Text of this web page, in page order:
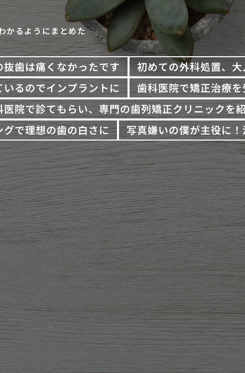
かるようにまとめた
歯は痛くなかったです
初めての外科処置、
るのでインプラントに
歯科医院で矯正治療
院で診てもらい、専門の歯列矯正クリニックを
で理想の歯の白さに
写真嫌いの僕が主役に